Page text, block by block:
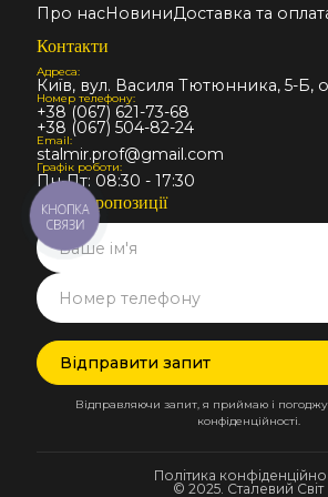
Про насНовиниДоставка та
Контакти
Адреса:
Київ, вул. Василя Тютюнника, 5-Б,
Номер телефону:
+38 (067) 621-73-68
+38 (067) 504-82-24
Email:
stalmir.prof@gmail.com
Графік роботи:
Пн-Пт: 08:30 - 17:30
Запит пропозиції
Відправляючи запит, я приймаю і
конфіденційності.
© 2025. Сталевий Світ
Політика
КНОПКА
СВЯЗИ